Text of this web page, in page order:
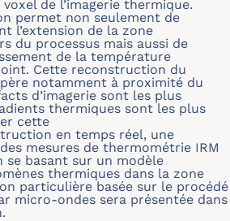
de l’imagerie thermique.
permet non seulement de
l’extension de la zone
du processus mais aussi de
de la température
Cette reconstruction du
notamment à proximité du
d’imagerie sont les plus
thermiques sont les plus
cette
en temps réel, une
mesures de thermométrie IRM
se basant sur un modèle
thermiques dans la zone
particulière basée sur le procédé
micro-ondes sera présentée dans